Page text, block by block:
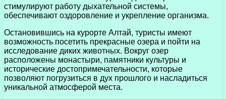
стимулируют работу дыхательной системы,
обеспечивают оздоровление и укрепление организма.
Остановившись на курорте Алтай, туристы имеют
возможность посетить прекрасные озера и пойти на
исследование диких животных. Вокруг озер
расположены монастыри, памятники культуры и
исторические достопримечательности, которые
позволяют погрузиться в дух прошлого и насладиться
уникальной атмосферой места.